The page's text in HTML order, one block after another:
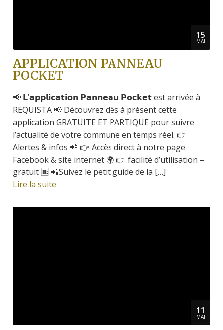
15
MAI
APPLICATION PANNEAU
POCKET
📢 𝗟’𝗮𝗽𝗽𝗹𝗶𝗰𝗮𝘁𝗶𝗼𝗻 𝗣𝗮𝗻𝗻𝗲𝗮𝘂 𝗣𝗼𝗰𝗸𝗲𝘁 est arrivée à
REQUISTA 📢 Découvrez dès à présent cette
application GRATUITE ET PARTIQUE pour suivre
l’actualité de votre commune en temps réel. 👉
Alertes & infos 📲 👉 Accès direct à notre page
Facebook & site internet 🌍 👉 facilité d’utilisation –
gratuit 🆓 📲Suivez le petit guide de la […]
Lire la suite
11
MAI